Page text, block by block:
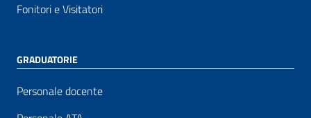
Fonitori e Visitatori
GRADUATORIE
Personale docente